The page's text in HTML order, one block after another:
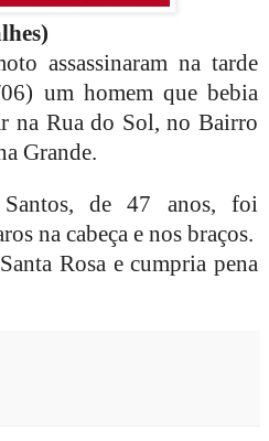
assassinaram na tarde
um homem que bebia
na Rua do Sol, no Bairro
Grande.
de 47 anos, foi
na cabeça e nos braços.
Rosa e cumpria pena